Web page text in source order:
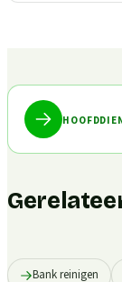
Bank reinigen